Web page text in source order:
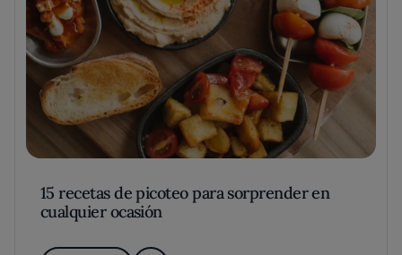
15 recetas de picoteo para sorprender en
cualquier ocasión